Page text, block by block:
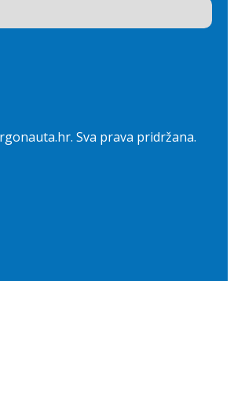
Sva prava pridržana.